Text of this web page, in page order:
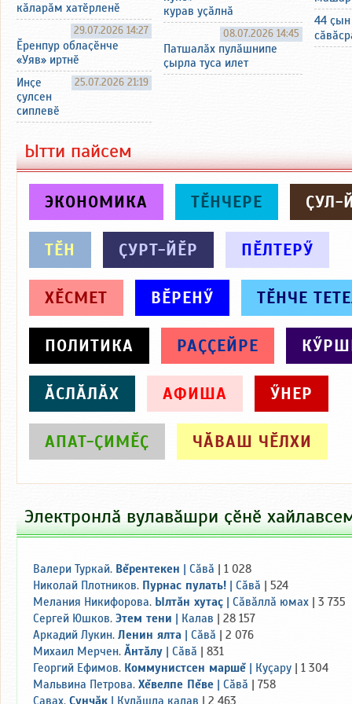
кӑларӑм хатӗрленӗ
29.07.2026 14:27
Ӗренпур облаҫӗнче
«Уяв» иртнӗ
25.07.2026 21:19
Инҫе
ҫулсен
сиплевӗ
курав уҫӑлнӑ
08.07.2026 14:45
Патшалӑх пулӑшнипе
ҫырла туса илет
44 ҫын
Ытти пайсем
ЭКОНОМИКА ТӖНЧЕРЕ ҪУЛ-
ТӖН ҪУРТ-ЙӖР ПӖЛТЕРӲ
ХӖСМЕТ ВӖРЕНӲ ТӖНЧЕ
ПОЛИТИКА РАҪҪЕЙРЕ
ӐСЛӐЛӐХ АФИША ӲНЕР
АПАТ-ҪИМӖҪ ЧӐВАШ ЧӖЛХИ
Электронлӑ вулавӑшри ҫӗнӗ
Валери Туркай. Вĕрентекен | Сăвă | 1 028
Николай Плотников. Пурнас пулать! | Сăвă | 524
Мелания Никифорова. Ылтăн хутаç | Сăвăллă юмах | 3 735
Сергей Юшков. Этем тени | Калав | 28 157
Аркадий Лукин. Ленин ялта | Сăвă | 2 076
Михаил Мерчен. Ăнтăлу | Сăвă | 831
Георгий Ефимов. Коммунистсен маршĕ | Куçару | 1 304
Мальвина Петрова. Хĕвелпе Пĕве | Сăвă | 758
Ҫавах. Сунчăк | Кулăшла калав | 2 463